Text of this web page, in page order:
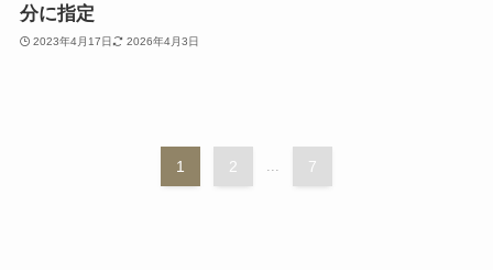
分に指定
2023年4月17日 2026年4月3日
1 2 ... 7